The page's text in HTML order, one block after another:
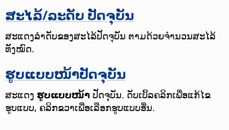
ສະໄລ້/ລະດັບ ປັດຈຸບັນ
ສະແດງລຳດັບຂອງສະໄລ້ປັດຈຸບັນ ຕາມດ້ວຍຈຳນວນສະໄລ້
ທັງໝົດ.
ຮູບແບບໜ້າປັດຈຸບັນ
ສະແດງ ຮູບແບບໜ້າ ປັດຈຸບັນ. ດັບເບິ້ລຄລິກເພື່ອແກ້ໄຂ
ຮູບແບບ, ຄລິກຂວາເພື່ອເລືອກຮູບແບບອື່ນ.